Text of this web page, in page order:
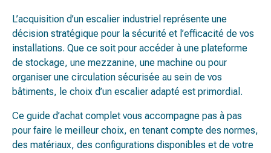
L’acquisition d’un escalier industriel représente une
décision stratégique pour la sécurité et l’efficacité de vos
installations. Que ce soit pour accéder à une plateforme
de stockage, une mezzanine, une machine ou pour
organiser une circulation sécurisée au sein de vos
bâtiments, le choix d’un escalier adapté est primordial.
Ce guide d’achat complet vous accompagne pas à pas
pour faire le meilleur choix, en tenant compte des normes,
des matériaux, des configurations disponibles et de votre